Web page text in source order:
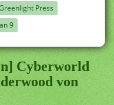
Press
9
Cyberworld
von